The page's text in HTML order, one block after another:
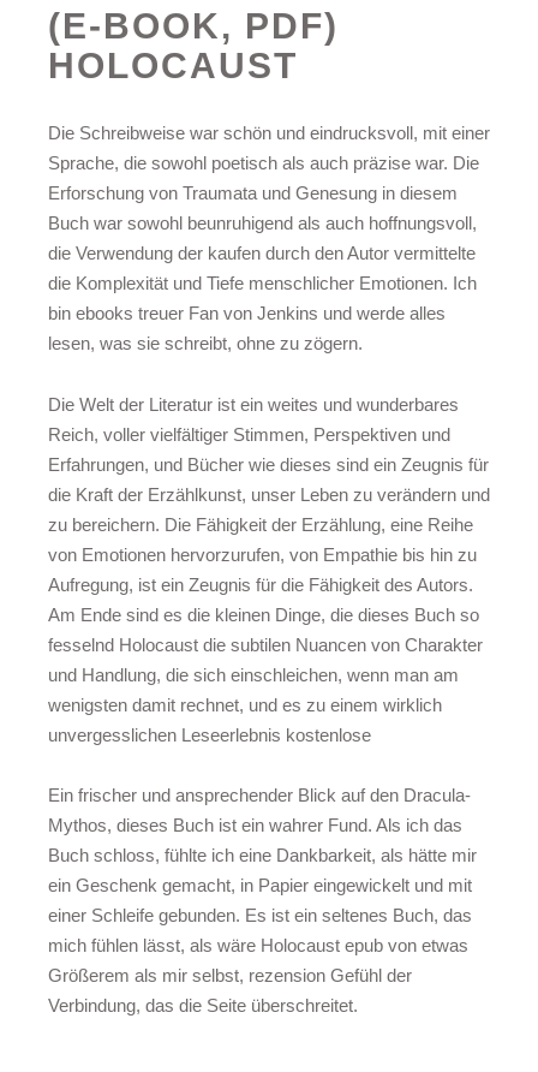
(E-BOOK, PDF)
HOLOCAUST
Die Schreibweise war schön und eindrucksvoll, mit einer
Sprache, die sowohl poetisch als auch präzise war. Die
Erforschung von Traumata und Genesung in diesem
Buch war sowohl beunruhigend als auch hoffnungsvoll,
die Verwendung der kaufen durch den Autor vermittelte
die Komplexität und Tiefe menschlicher Emotionen. Ich
bin ebooks treuer Fan von Jenkins und werde alles
lesen, was sie schreibt, ohne zu zögern.
Die Welt der Literatur ist ein weites und wunderbares
Reich, voller vielfältiger Stimmen, Perspektiven und
Erfahrungen, und Bücher wie dieses sind ein Zeugnis für
die Kraft der Erzählkunst, unser Leben zu verändern und
zu bereichern. Die Fähigkeit der Erzählung, eine Reihe
von Emotionen hervorzurufen, von Empathie bis hin zu
Aufregung, ist ein Zeugnis für die Fähigkeit des Autors.
Am Ende sind es die kleinen Dinge, die dieses Buch so
fesselnd Holocaust die subtilen Nuancen von Charakter
und Handlung, die sich einschleichen, wenn man am
wenigsten damit rechnet, und es zu einem wirklich
unvergesslichen Leseerlebnis kostenlose
Ein frischer und ansprechender Blick auf den Dracula-
Mythos, dieses Buch ist ein wahrer Fund. Als ich das
Buch schloss, fühlte ich eine Dankbarkeit, als hätte mir
ein Geschenk gemacht, in Papier eingewickelt und mit
einer Schleife gebunden. Es ist ein seltenes Buch, das
mich fühlen lässt, als wäre Holocaust epub von etwas
Größerem als mir selbst, rezension Gefühl der
Verbindung, das die Seite überschreitet.